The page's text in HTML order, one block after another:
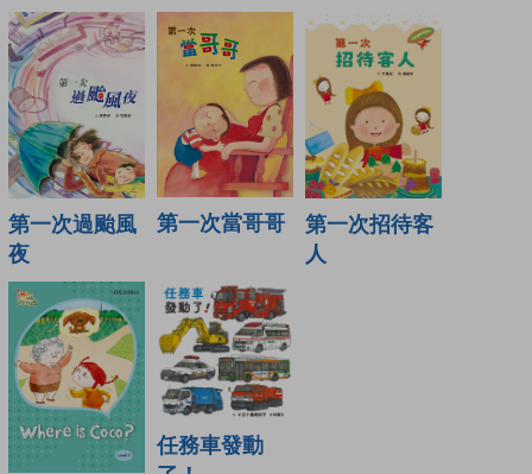
第一次過颱風
夜
第一次當哥哥
第一次招待客
人
任務車發動